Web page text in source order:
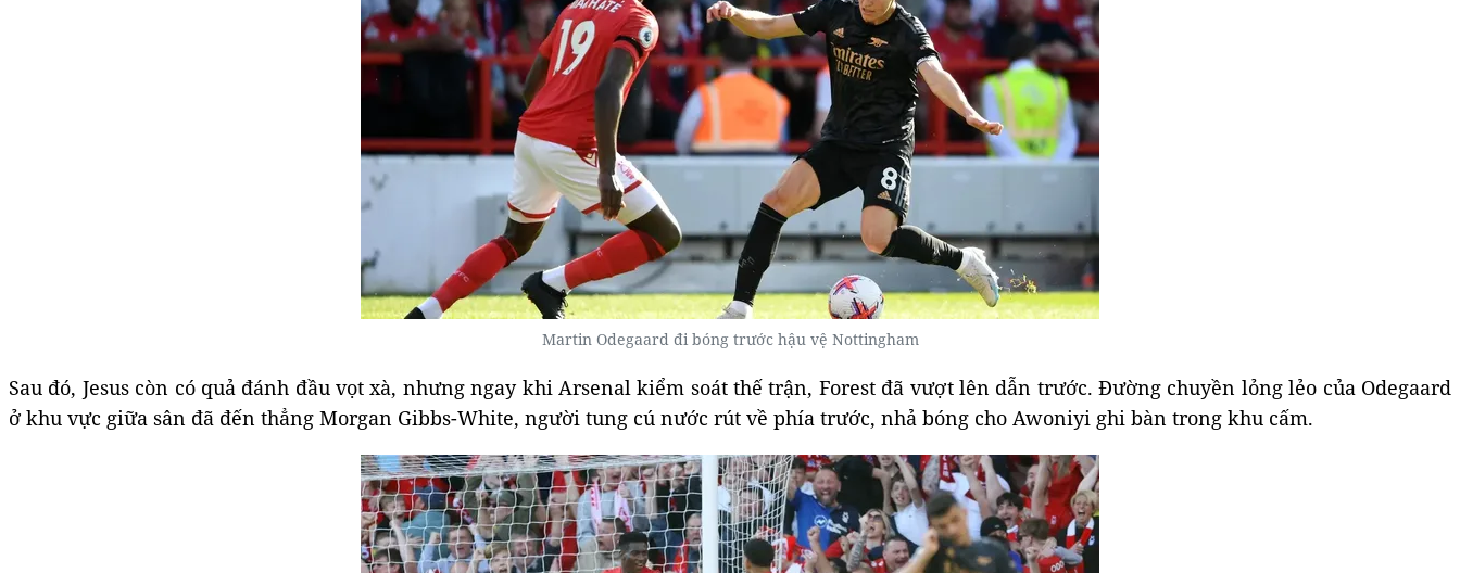
Martin Odegaard đi bóng trước hậu vệ Nottingham
Sau đó, Jesus còn có quả đánh đầu vọt xà, nhưng ngay khi Arsenal kiểm soát thế trận, Forest đã vượt lên dẫn trước. Đường chuyền lỏng lẻo của Odegaard
ở khu vực giữa sân đã đến thẳng Morgan Gibbs-White, người tung cú nước rút về phía trước, nhả bóng cho Awoniyi ghi bàn trong khu cấm.